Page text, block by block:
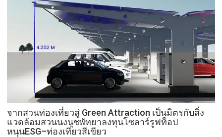
เที่ยว
ชื่อ
ระดับ
โลก
เพิ่ม
การ
ผลิต
Solar
6-
30%
ด้วย
จากสวนท่องเที่ยวสู่ Green Attraction เป็นมิตรกับสิ่ง
แวดล้อมสวนนงนุชพัทยาลงทุนโซลาร์รูฟท็อป
หนุนESG–ท่องเที่ยวสีเขียว